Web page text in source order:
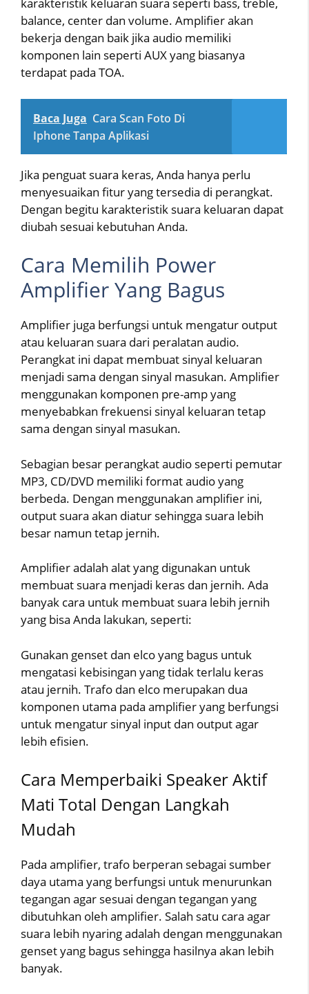
karakteristik keluaran suara seperti bass, treble,
balance, center dan volume. Amplifier akan
bekerja dengan baik jika audio memiliki
komponen lain seperti AUX yang biasanya
terdapat pada TOA.
Baca Juga Cara Scan Foto Di
Iphone Tanpa Aplikasi
Jika penguat suara keras, Anda hanya perlu
menyesuaikan fitur yang tersedia di perangkat.
Dengan begitu karakteristik suara keluaran dapat
diubah sesuai kebutuhan Anda.
Cara Memilih Power
Amplifier Yang Bagus
Amplifier juga berfungsi untuk mengatur output
atau keluaran suara dari peralatan audio.
Perangkat ini dapat membuat sinyal keluaran
menjadi sama dengan sinyal masukan. Amplifier
menggunakan komponen pre-amp yang
menyebabkan frekuensi sinyal keluaran tetap
sama dengan sinyal masukan.
Sebagian besar perangkat audio seperti pemutar
MP3, CD/DVD memiliki format audio yang
berbeda. Dengan menggunakan amplifier ini,
output suara akan diatur sehingga suara lebih
besar namun tetap jernih.
Amplifier adalah alat yang digunakan untuk
membuat suara menjadi keras dan jernih. Ada
banyak cara untuk membuat suara lebih jernih
yang bisa Anda lakukan, seperti:
Gunakan genset dan elco yang bagus untuk
mengatasi kebisingan yang tidak terlalu keras
atau jernih. Trafo dan elco merupakan dua
komponen utama pada amplifier yang berfungsi
untuk mengatur sinyal input dan output agar
lebih efisien.
Cara Memperbaiki Speaker Aktif
Mati Total Dengan Langkah
Mudah
Pada amplifier, trafo berperan sebagai sumber
daya utama yang berfungsi untuk menurunkan
tegangan agar sesuai dengan tegangan yang
dibutuhkan oleh amplifier. Salah satu cara agar
suara lebih nyaring adalah dengan menggunakan
genset yang bagus sehingga hasilnya akan lebih
banyak.